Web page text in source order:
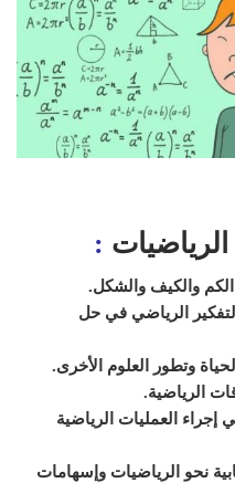
الرياضيات :
والكيف والشكل.
الرياضي في حل
وتطور العلوم الأخرى.
الرياضية.
إجراء العمليات الرياضية
نحو الرياضيات وإسهامات